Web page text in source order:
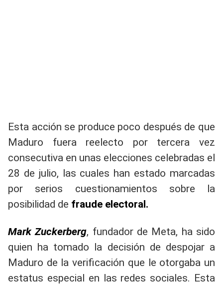
Esta acción se produce poco después de que
Maduro fuera reelecto por tercera vez
consecutiva en unas elecciones celebradas el
28 de julio, las cuales han estado marcadas
por serios cuestionamientos sobre la
posibilidad de fraude electoral.
Mark Zuckerberg, fundador de Meta, ha sido
quien ha tomado la decisión de despojar a
Maduro de la verificación que le otorgaba un
estatus especial en las redes sociales. Esta